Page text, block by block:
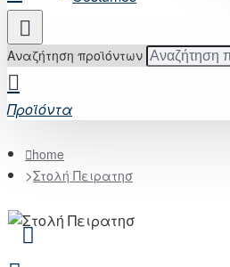
Αναζήτηση προϊόντων
Προϊόντα
home
Στολή Πειρατησ